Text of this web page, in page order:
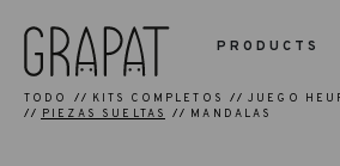
PRODUCTS
TODO KITS COMPLETOS
JUEGO
PIEZAS SUELTAS
MANDALAS